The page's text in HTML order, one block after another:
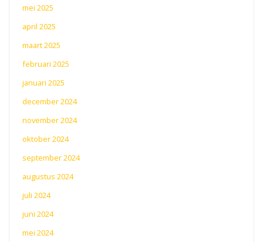
mei 2025
april 2025
maart 2025
februari 2025
januari 2025
december 2024
november 2024
oktober 2024
september 2024
augustus 2024
juli 2024
juni 2024
mei 2024